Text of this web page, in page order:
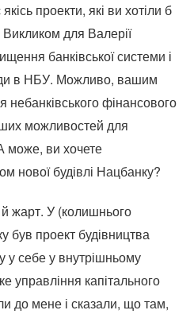
проекти, які ви хотіли б
Викликом для Валерії
банківської системи і
в НБУ. Можливо, вашим
фінансового
можливостей для
може, ви хочете
нової будівлі Нацбанку?
жарт. У (колишнього
був проект будівництва
у себе у внутрішньому
управління капітального
до мене і сказали, що там,